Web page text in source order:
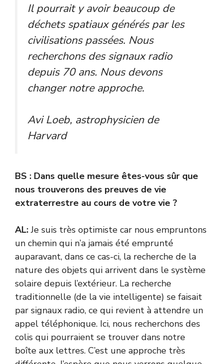
Il pourrait y avoir beaucoup de
déchets spatiaux générés par les
civilisations passées. Nous
recherchons des signaux radio
depuis 70 ans. Nous devons
changer notre approche.
Avi Loeb, astrophysicien de
Harvard
BS : Dans quelle mesure êtes-vous sûr que
nous trouverons des preuves de vie
extraterrestre au cours de votre vie ?
AL:Je suis très optimiste car nous empruntons
un chemin qui n’a jamais été emprunté
auparavant, dans ce cas-ci, la recherche de la
nature des objets qui arrivent dans le système
solaire depuis l’extérieur. La recherche
traditionnelle (de la vie intelligente) se faisait
par signaux radio, ce qui revient à attendre un
appel téléphonique. Ici, nous recherchons des
colis qui pourraient se trouver dans notre
boîte aux lettres. C’est une approche très